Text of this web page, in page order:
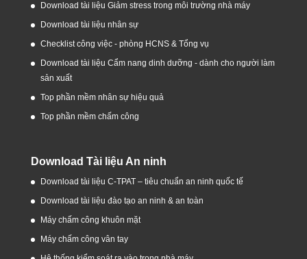
Download tài liệu Giảm stress trong môi trường nhà máy
Download tài liệu nhân sự
Checklist công việc - phòng HCNS & Tổng vụ
Download tài liệu Cẩm nang dinh dưỡng - dành cho người làm
sản xuất
Top phần mềm nhân sự hiệu quả
Top phần mềm chấm công
Download Tài liệu An ninh
Download tài liệu C-TPAT – tiêu chuẩn an ninh quốc tế
Download tài liệu đào tạo an ninh & an toàn
Máy chấm công khuôn mặt
Máy chấm công vân tay